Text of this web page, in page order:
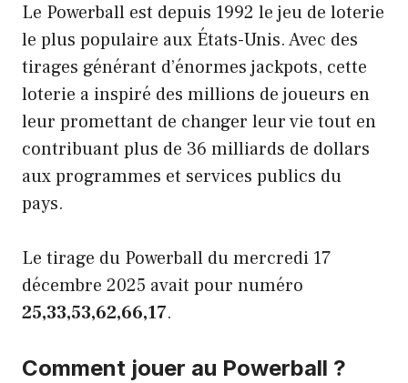
Le Powerball est depuis 1992 le jeu de loterie
le plus populaire aux États-Unis. Avec des
tirages générant d’énormes jackpots, cette
loterie a inspiré des millions de joueurs en
leur promettant de changer leur vie tout en
contribuant plus de 36 milliards de dollars
aux programmes et services publics du
pays.
Le tirage du Powerball du mercredi 17
décembre 2025 avait pour numéro
25,33,53,62,66,17.
Comment jouer au Powerball ?